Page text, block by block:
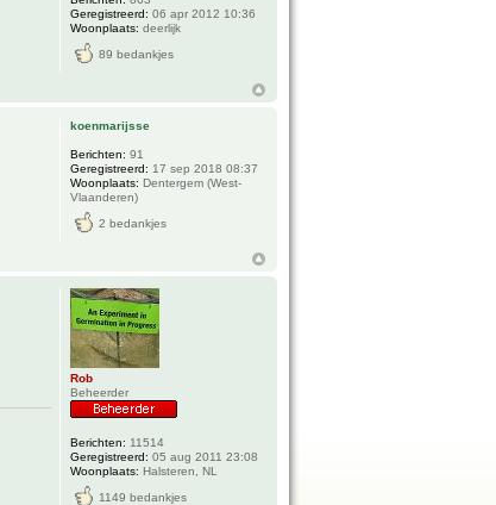
Geregistreerd: 06 apr 2012 10:36
Woonplaats: deerlijk
89 bedankjes
koenmarijsse
Berichten: 91
Geregistreerd: 17 sep 2018 08:37
Woonplaats: Dentergem (West-
Vlaanderen)
2 bedankjes
Rob
Beheerder
Berichten: 11514
Geregistreerd: 05 aug 2011 23:08
Woonplaats: Halsteren, NL
1149 bedankjes